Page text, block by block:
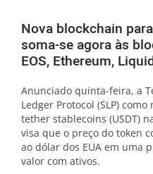
vietnamese
Nova blockchain
soma-se agora às
EOS, Ethereum,
Anunciado quinta-feira, a
Ledger Protocol (SLP)
tether stablecoins (USDT)
visa que o preço do token
ao dólar dos EUA em uma
valor com ativos.